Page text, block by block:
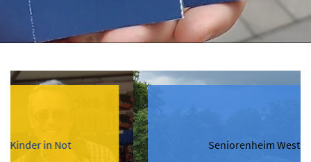
Seniorenheim Westphalenhof